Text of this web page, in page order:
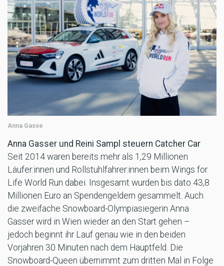
Anna Gasse
Anna Gasser und Reini Sampl steuern Catcher Car
Seit 2014 waren bereits mehr als 1,29 Millionen
Läufer:innen und Rollstuhlfahrer:innen beim Wings for
Life World Run dabei. Insgesamt wurden bis dato 43,8
Millionen Euro an Spendengeldern gesammelt. Auch
die zweifache Snowboard-Olympiasiegerin Anna
Gasser wird in Wien wieder an den Start gehen –
jedoch beginnt ihr Lauf genau wie in den beiden
Vorjahren 30 Minuten nach dem Hauptfeld. Die
Snowboard-Queen übernimmt zum dritten Mal in Folge